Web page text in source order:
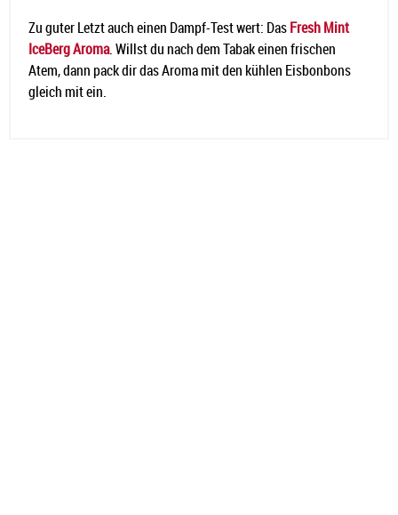
Zu guter Letzt auch einen Dampf-Test wert: DasFresh Mint
IceBerg Aroma. Willst du nach dem Tabak einen frischen
Atem, dann pack dir das Aroma mit den kühlen Eisbonbons
gleich mit ein.